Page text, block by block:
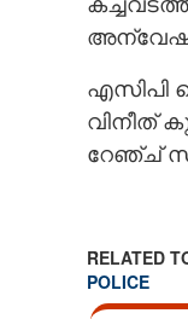
എസിപി
വിനീത്
റേഞ്ച്
RELATED
POLICE